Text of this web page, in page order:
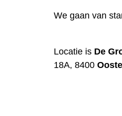
We gaan van
Locatie is De
18A, 8400